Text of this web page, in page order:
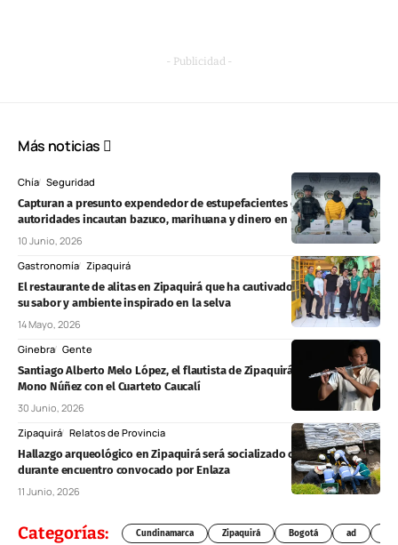
- Publicidad -
Más noticias
Chía Seguridad
Capturan a presunto expendedor de estupefacientes en Chía;
autoridades incautan bazuco, marihuana y dinero en efectivo
10 Junio, 2026
Gastronomía Zipaquirá
El restaurante de alitas en Zipaquirá que ha cautivado al público por
su sabor y ambiente inspirado en la selva
14 Mayo, 2026
Ginebra Gente
Santiago Alberto Melo López, el flautista de Zipaquirá que ganó el
Mono Núñez con el Cuarteto Caucalí
30 Junio, 2026
Zipaquirá Relatos de Provincia
Hallazgo arqueológico en Zipaquirá será socializado con la comunidad
durante encuentro convocado por Enlaza
11 Junio, 2026
Categorías: Cundinamarca Zipaquirá Bogotá ad